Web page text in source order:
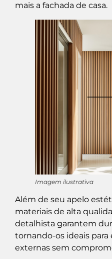
mais a fachada de casa.
Imagem ilustrativa
Além de seu apelo
materiais de alta
detalhista garantem
tornando-os ideais
externas sem